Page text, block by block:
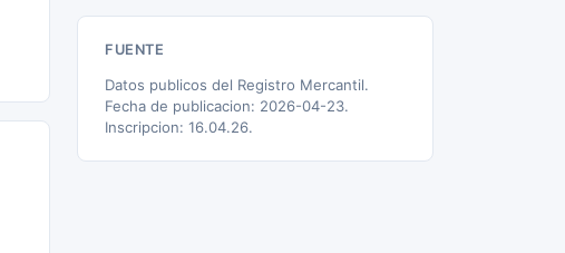
FUENTE
Datos publicos del Registro Mercantil.
Fecha de publicacion: 2026-04-23.
Inscripcion: 16.04.26.